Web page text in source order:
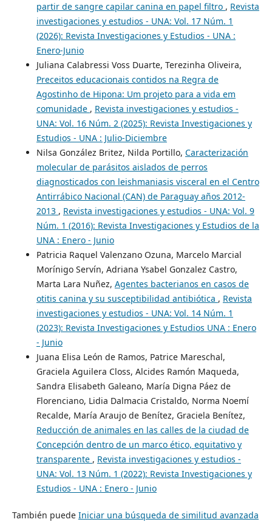
partir de sangre capilar canina en papel filtro , Revista
investigaciones y estudios - UNA: Vol. 17 Núm. 1
(2026): Revista Investigaciones y Estudios - UNA :
Enero-Junio
Juliana Calabressi Voss Duarte, Terezinha Oliveira,
Preceitos educacionais contidos na Regra de
Agostinho de Hipona: Um projeto para a vida em
comunidade , Revista investigaciones y estudios -
UNA: Vol. 16 Núm. 2 (2025): Revista Investigaciones y
Estudios - UNA : Julio-Diciembre
Nilsa González Britez, Nilda Portillo, Caracterización
molecular de parásitos aislados de perros
diagnosticados con leishmaniasis visceral en el Centro
Antirrábico Nacional (CAN) de Paraguay años 2012-
2013 , Revista investigaciones y estudios - UNA: Vol. 9
Núm. 1 (2016): Revista Investigaciones y Estudios de la
UNA : Enero - Junio
Patricia Raquel Valenzano Ozuna, Marcelo Marcial
Morínigo Servín, Adriana Ysabel Gonzalez Castro,
Marta Lara Nuñez, Agentes bacterianos en casos de
otitis canina y su susceptibilidad antibiótica , Revista
investigaciones y estudios - UNA: Vol. 14 Núm. 1
(2023): Revista Investigaciones y Estudios UNA : Enero
- Junio
Juana Elisa León de Ramos, Patrice Mareschal,
Graciela Aguilera Closs, Alcides Ramón Maqueda,
Sandra Elisabeth Galeano, María Digna Páez de
Florenciano, Lidia Dalmacia Cristaldo, Norma Noemí
Recalde, María Araujo de Benítez, Graciela Benítez,
Reducción de animales en las calles de la ciudad de
Concepción dentro de un marco ético, equitativo y
transparente , Revista investigaciones y estudios -
UNA: Vol. 13 Núm. 1 (2022): Revista Investigaciones y
Estudios - UNA : Enero - Junio
También puede Iniciar una búsqueda de similitud avanzada